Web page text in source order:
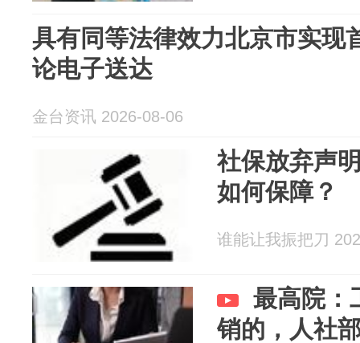
具有同等法律效力北京市实现
论电子送达
金台资讯 2026-08-06
社保放弃声
如何保障？
谁能让我振把刀
最高院：
销的，人社